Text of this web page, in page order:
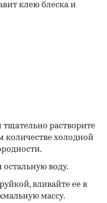
клею блеска и
растворите
количестве холодной
воду.
вливайте ее в
массу.